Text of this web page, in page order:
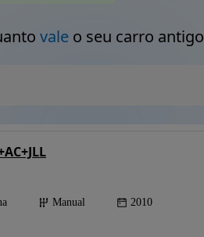
valeo seu carro antigo
Manual 2010